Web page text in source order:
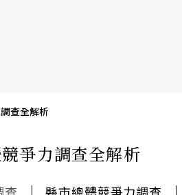
查全解析
爭力調查全解析